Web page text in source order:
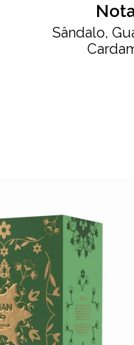
Sândalo,